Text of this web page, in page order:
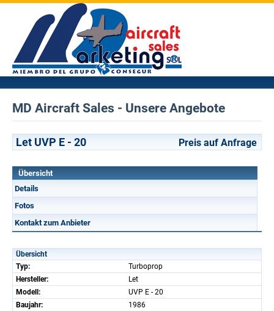
MD Aircraft Sales - Unsere Angebote
Let UVP E - 20 Preis auf Anfrage
Übersicht
Details
Fotos
Kontakt zum Anbieter
Übersicht
Typ:
Turboprop
Hersteller:
Let
Modell:
UVP E - 20
Baujahr:
1986